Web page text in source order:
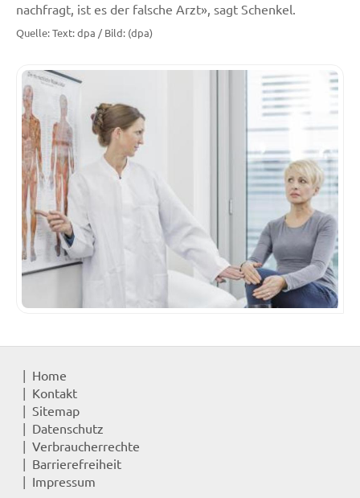
nachfragt, ist es der falsche Arzt», sagt Schenkel.
Quelle: Text: dpa / Bild: (dpa)
Home
Kontakt
Sitemap
Datenschutz
Verbraucherrechte
Barrierefreiheit
Impressum